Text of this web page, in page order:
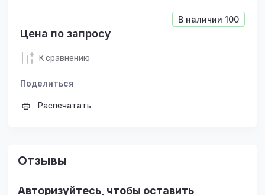
В наличии 100
Цена по запросу
К сравнению
Поделиться
Распечатать
Отзывы
Авторизуйтесь, чтобы оставить